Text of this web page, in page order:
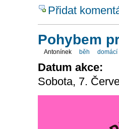
Přidat
Pohybem
Antonínek běh domácí
Datum akce:
Sobota, 7.